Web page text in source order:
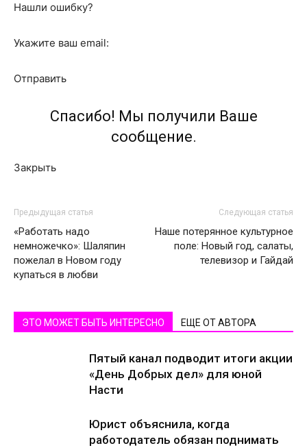
Нашли ошибку?
Укажите ваш email:
Отправить
Спасибо! Мы получили Ваше
сообщение.
Закрыть
Предыдущая статья
«Работать надо
немножечко»: Шаляпин
пожелал в Новом году
купаться в любви
Следующая статья
Наше потерянное культурное
поле: Новый год, салаты,
телевизор и Гайдай
ЭТО МОЖЕТ БЫТЬ ИНТЕРЕСНО ЕЩЕ ОТ АВТОРА
Пятый канал подводит итоги акции
«День Добрых дел» для юной
Насти
Юрист объяснила, когда
работодатель обязан поднимать